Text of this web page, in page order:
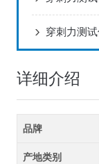
穿刺力测
详细介绍
品牌
产地类别